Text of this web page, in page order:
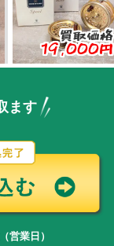
買取価格
円
ます
営業日）